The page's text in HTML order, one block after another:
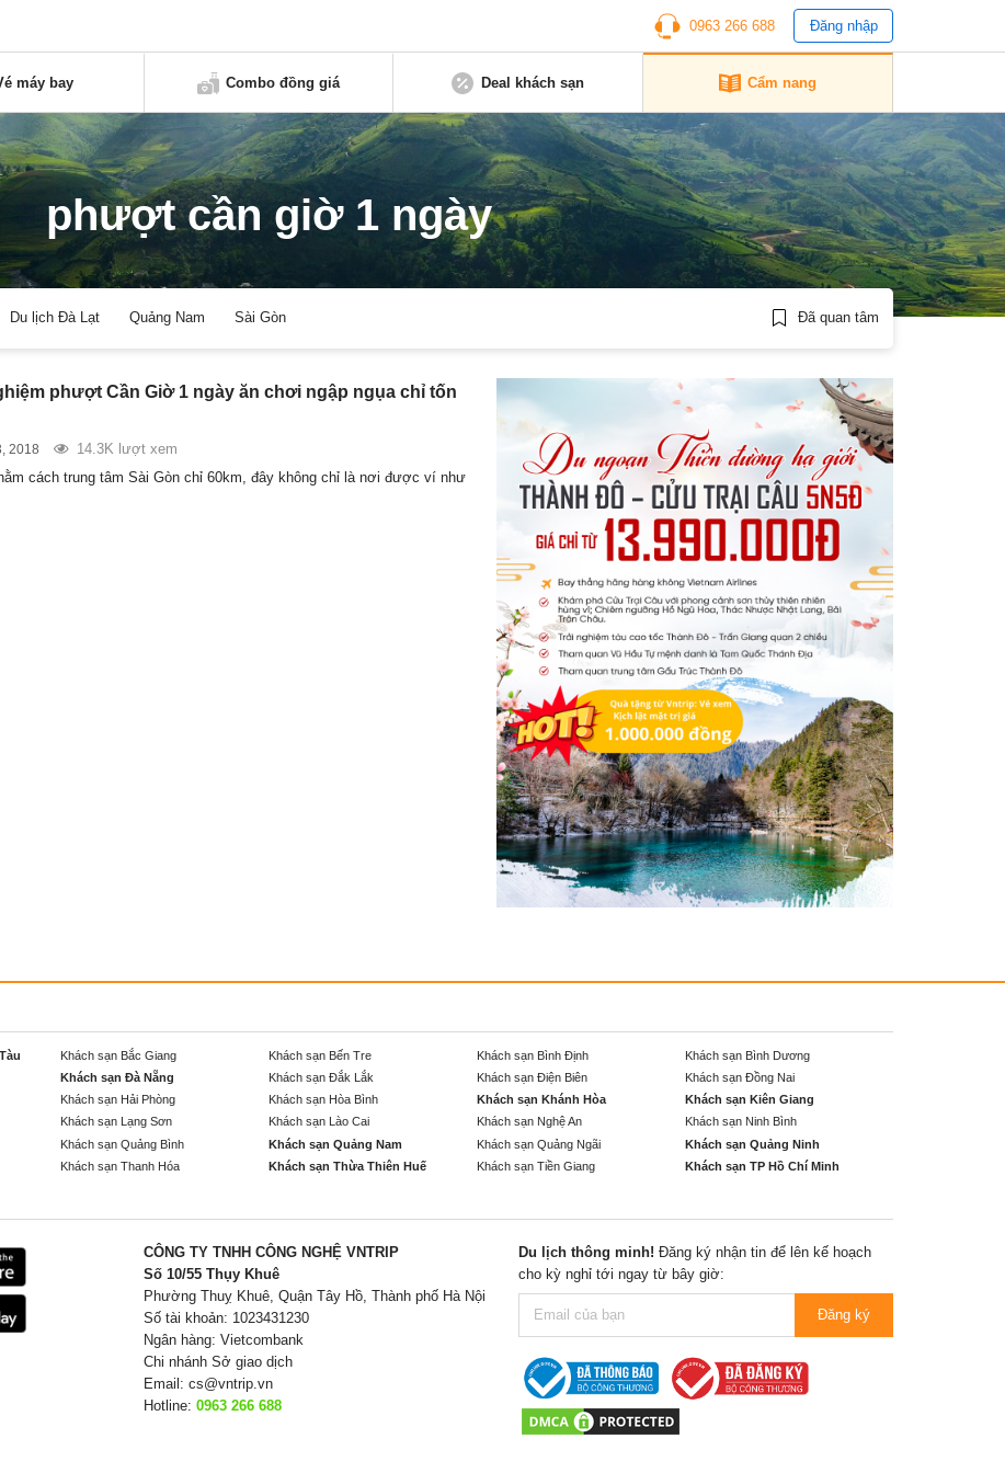
0963 266 688 Đăng nhập
máy bay Combo đồng giá Deal khách sạn Cẩm nang
phượt cần giờ 1 ngày
Du lịch Đà Lạt Quảng Nam Sài Gòn Đã quan tâm
phượt Cần Giờ 1 ngày ăn chơi ngập ngụa chỉ tốn
2018
14.3K lượt xem
cách trung tâm Sài Gòn chỉ 60km, đây không chỉ là nơi được ví như
Khách sạn Bắc Giang Khách sạn Bến Tre Khách sạn Bình Định
Khách sạn Bình Dương
Khách sạn Đà Nẵng Khách sạn Đắk Lắk Khách sạn Điện Biên
Khách sạn Đồng Nai
Khách sạn Hải Phòng Khách sạn Hòa Bình Khách sạn Khánh Hòa
Khách sạn Kiên Giang
Khách sạn Lạng Sơn Khách sạn Lào Cai Khách sạn Nghệ An
Khách sạn Ninh Bình
Khách sạn Quảng Bình Khách sạn Quảng Nam Khách sạn Quảng Ngãi
Khách sạn Quảng Ninh
Khách sạn Thanh Hóa Khách sạn Thừa Thiên Huế Khách sạn Tiền Giang
Khách sạn TP Hồ Chí Minh
CÔNG TY TNHH CÔNG NGHỆ VNTRIP
Số 10/55 Thụy Khuê
Phường Thuỵ Khuê, Quận Tây Hồ, Thành phố Hà Nội
Số tài khoản: 1023431230
Ngân hàng: Vietcombank
Chi nhánh Sở giao dịch
Email: cs@vntrip.vn
Hotline: 0963 266 688
Du lịch thông minh! Đăng ký nhận tin để lên kế hoạch
cho kỳ nghỉ tới ngay từ bây giờ:
Đăng ký